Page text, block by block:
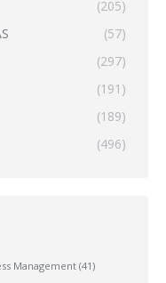
(205)
(57)
(297)
(191)
(189)
(496)
Management(41)